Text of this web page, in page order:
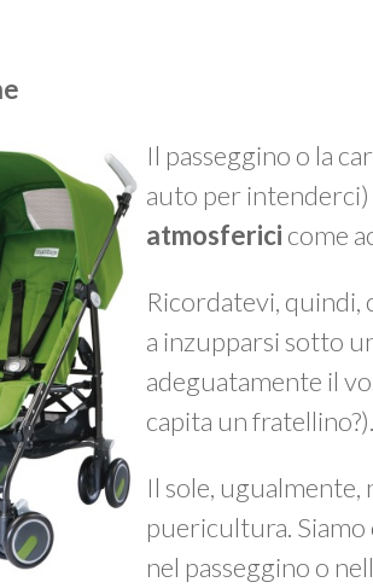
Il passeggino o la
auto per
atmosferici come
Ricordatevi, quindi,
a inzupparsi sotto
adeguatamente il
capita un fratellino?).
Il sole, ugualmente,
puericultura.
nel passeggino o